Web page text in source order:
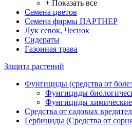
+ Показать все
Семена цветов
Семена фирмы ПАРТНЕР
Лук севок, Чеснок
Сидераты
Газонная трава
Защита растений
Фунгициды (средства от
Фунгициды
Фунгициды химические
Средства от садовых
Гербициды (Средства от